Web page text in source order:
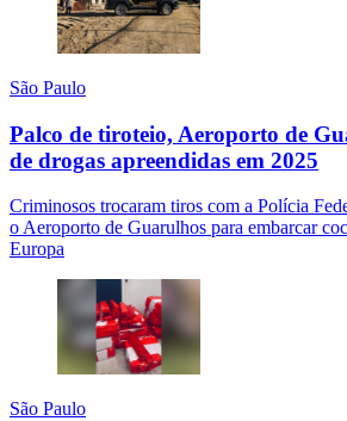
São Paulo
Palco de tiroteio, Aeroporto de
de drogas apreendidas em 2025
Criminosos trocaram tiros com a Polícia
o Aeroporto de Guarulhos para embarcar
Europa
São Paulo